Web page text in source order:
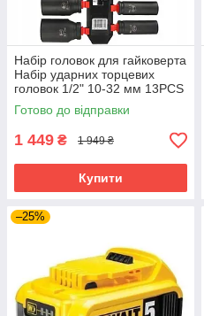
Набір головок для гайковерта
Набір ударних торцевих
головок 1/2" 10-32 мм 13PCS
BJC /довгі/. M58272
Готово до відправки
1 449 ₴ 1 949 ₴
Купити
–25%